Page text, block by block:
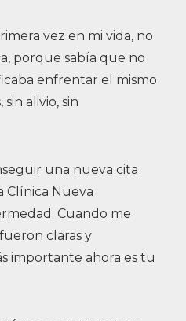
vez en mi vida, no
porque sabía que no
enfrentar el mismo
alivio, sin
una nueva cita
Clínica Nueva
Cuando me
claras y
importante ahora es tu